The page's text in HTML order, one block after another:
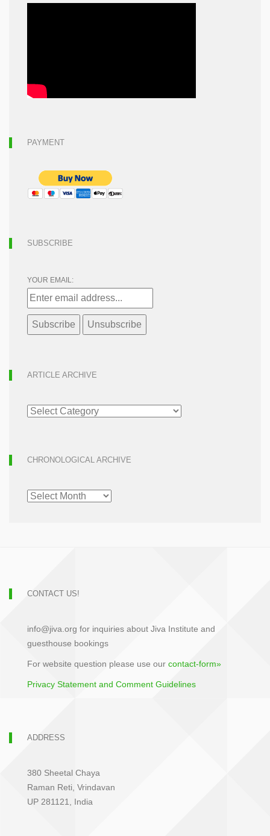
PAYMENT
SUBSCRIBE
YOUR EMAIL:
ARTICLE ARCHIVE
ARTICLE
ARCHIVE
CHRONOLOGICAL ARCHIVE
CHRONOLOGICAL
ARCHIVE
CONTACT US!
info@jiva.org for inquiries about Jiva Institute and
guesthouse bookings
For website question please use our contact-form»
Privacy Statement and Comment Guidelines
ADDRESS
380 Sheetal Chaya
Raman Reti, Vrindavan
UP 281121, India